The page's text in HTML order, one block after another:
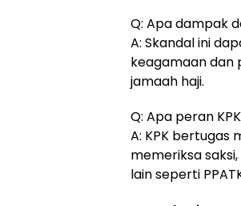
Q: Apa dampak
A: Skandal ini
keagamaan dan
jamaah haji.
Q: Apa peran
A: KPK bertugas
memeriksa
lain seperti